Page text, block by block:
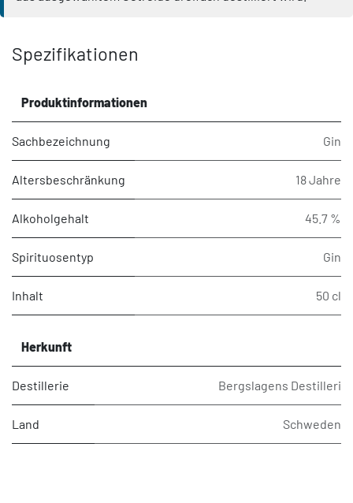
Spezifikationen
Produktinformationen
Sachbezeichnung Gin
Altersbeschränkung 18 Jahre
Alkoholgehalt 45.7 %
Spirituosentyp Gin
Inhalt 50 cl
Herkunft
Destillerie Bergslagens Destilleri
Land Schweden